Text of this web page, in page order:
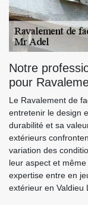
Notre
pour
Le Ravalement de
entretenir le design
durabilité et sa
extérieurs
variation des
leur aspect et
expertise entre en
extérieur en Valdieu